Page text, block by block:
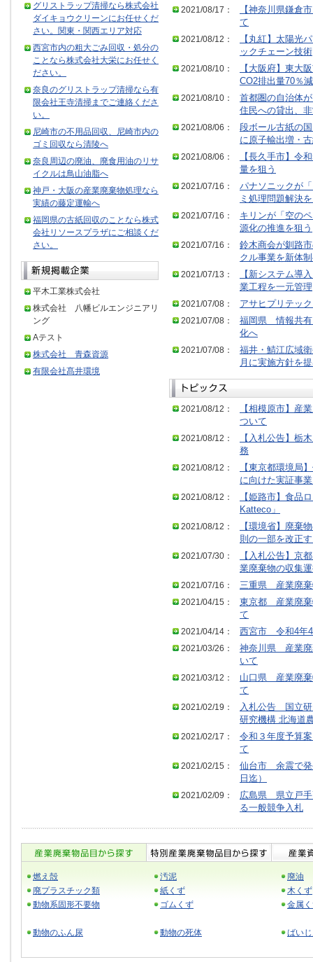
グリストラップ清掃なら株式会社
ダイキョウクリーンにお任せくだ
さい。関東・関西エリア対応
西宮市内の粗大ごみ回収・処分の
ことなら株式会社大栄にお任せく
ださい。
奈良のグリストラップ清掃なら有
限会社王寺清掃までご連絡くださ
い。
尼崎市の不用品回収、尼崎市内の
ゴミ回収なら清陵へ
奈良周辺の廃油、廃食用油のリサ
イクルは鳥山油脂へ
神戸・大阪の産業廃棄物処理なら
実績の藤定運輸へ
福岡県の古紙回収のことなら株式
会社リソースプラザにご相談くだ
さい。
平木工業株式会社
株式会社 八幡ビルエンジニアリ
ング
Aテスト
株式会社 青森資源
有限会社髙井環境
2021/08/17：
【神奈川県鎌倉
て
2021/08/12：
【丸紅】太陽光
ックチェーン技術
2021/08/10：
【大阪府】東大
CO2排出量70％減
2021/08/10：
首都圏の自治体
住民への貸出、
2021/08/06：
段ボール古紙の
に原子輸出増・
2021/08/06：
【長久手市】令
量を狙う
2021/07/16：
パナソニックが
ミ処理問題解決
2021/07/16：
キリンが「空の
源化の推進を狙う
2021/07/16：
鈴木商会が釧路
クル事業を新体
2021/07/13：
【新システム導
業工程を一元管理
2021/07/08：
アサヒプリテッ
2021/07/08：
福岡県 情報共有
化へ
2021/07/08：
福井・鯖江広域
月に実施方針を
2021/08/12：
【相模原市】産
ついて
2021/08/12：
【入札公告】栃
務
2021/08/12：
【東京都環境局
に向けた実証事
2021/08/12：
【姫路市】食品
Katteco」
2021/08/12：
【環境省】廃棄
則の一部を改正
2021/07/30：
【入札公告】京
業廃棄物の収集
2021/07/16：
三重県 産業廃棄
2021/04/15：
東京都 産業廃棄
て
2021/04/14：
西宮市 令和4年4
2021/03/26：
神奈川県 産業廃
いて
2021/03/12：
山口県 産業廃棄
て
2021/02/19：
入札公告 国立研
研究機構 北海道
2021/02/17：
令和３年度予算
て
2021/02/15：
仙台市 余震で発
日迄）
2021/02/09：
広島県 県立戸手
る一般競争入札
燃え殻 汚泥
廃油
廃プラスチック類
紙くず
木くず
動物系固形不要物
ゴムくず 金属
動物のふん尿 動物の死体 ばい